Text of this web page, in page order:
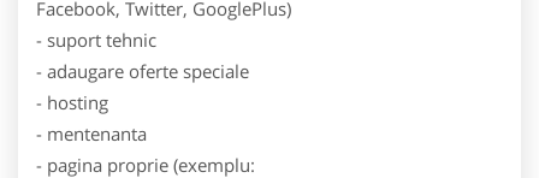
Facebook, Twitter, GooglePlus)
- suport tehnic
- adaugare oferte speciale
- hosting
- mentenanta
- pagina proprie (exemplu: